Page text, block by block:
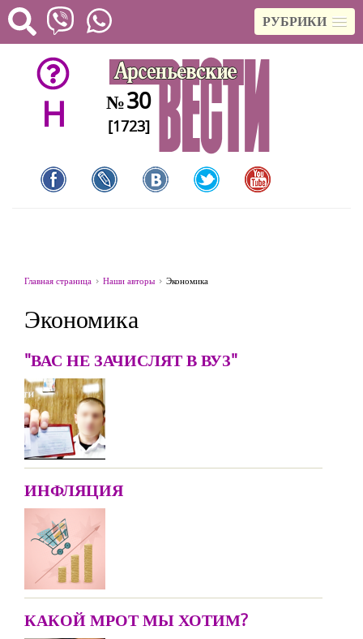
РУБРИКИ
H №30
[1723]
Главная страница Наши авторы Экономика
Экономика
"ВАС НЕ ЗАЧИСЛЯТ В ВУЗ"
ИНФЛЯЦИЯ
КАКОЙ МРОТ МЫ ХОТИМ?